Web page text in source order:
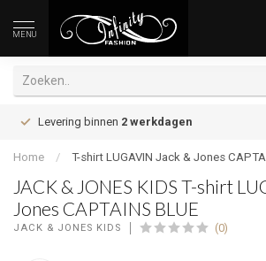
MENU
Levering binnen 2 werkdagen
Home / T-shirt LUGAVIN Jack & Jones
JACK & JONES KIDS T-shirt
Jones CAPTAINS BLUE
JACK & JONES KIDS (0)